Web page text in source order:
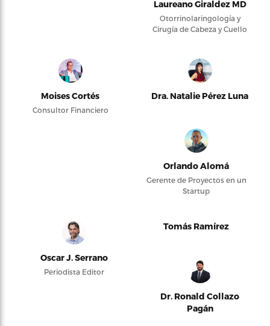
Laureano Giraldez MD
Otorrinolaringología y
Cirugía de Cabeza y Cuello
Moises Cortés
Consultor Financiero
Dra. Natalie Pérez Luna
Orlando Alomá
Gerente de Proyectos en un
Startup
Oscar J. Serrano
Periodista Editor
Tomás Ramírez
Dr. Ronald Collazo
Pagán